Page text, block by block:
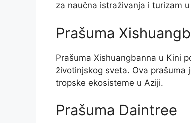
za naučna istraživanja i turizam
Prašuma
Prašuma Xishuangbanna u Kini
životinjskog sveta. Ova
tropske ekosisteme u Aziji.
Prašuma Daintree